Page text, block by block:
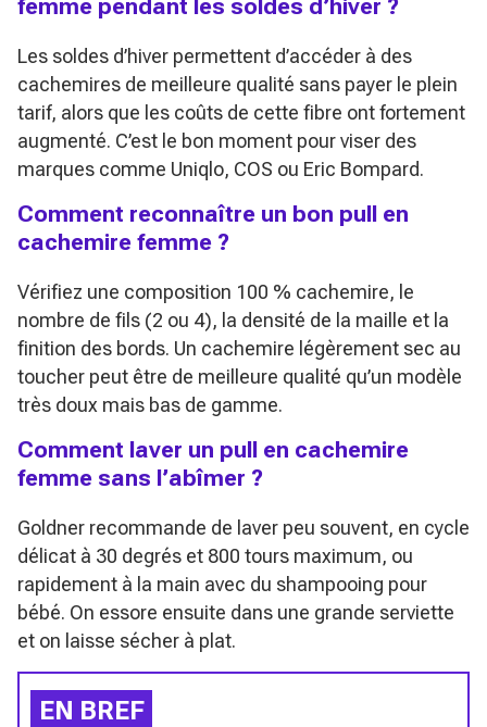
femme pendant les soldes d’hiver ?
Les soldes d’hiver permettent d’accéder à des
cachemires de meilleure qualité sans payer le plein
tarif, alors que les coûts de cette fibre ont fortement
augmenté. C’est le bon moment pour viser des
marques comme Uniqlo, COS ou Eric Bompard.
Comment reconnaître un bon pull en
cachemire femme ?
Vérifiez une composition 100 % cachemire, le
nombre de fils (2 ou 4), la densité de la maille et la
finition des bords. Un cachemire légèrement sec au
toucher peut être de meilleure qualité qu’un modèle
très doux mais bas de gamme.
Comment laver un pull en cachemire
femme sans l’abîmer ?
Goldner recommande de laver peu souvent, en cycle
délicat à 30 degrés et 800 tours maximum, ou
rapidement à la main avec du shampooing pour
bébé. On essore ensuite dans une grande serviette
et on laisse sécher à plat.
EN BREF